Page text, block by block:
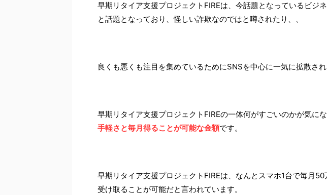
早期リタイア支援プロジェクトFIREは、今話題となっているビジ
と話題となっており、怪しい詐欺なのではと噂されたり、、
良くも悪くも注目を集めているためにSNSを中心に一気に拡散され
早期リタイア支援プロジェクトFIREの一体何がすごいのかが気にな
手軽さと毎月得ることが可能な金額です。
早期リタイア支援プロジェクトFIREは、なんとスマホ1台で毎月
受け取ることが可能だと言われています。